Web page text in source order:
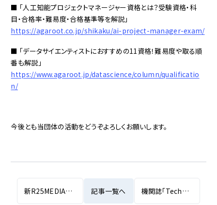
■ 「人工知能プロジェクトマネージャー資格とは？受験資格・科
目・合格率・難易度・合格基準等を解説」
https://agaroot.co.jp/shikaku/ai-project-manager-exam/
■ 「データサイエンティストにおすすめの11資格！難易度や取る順
番も解説」
https://www.agaroot.jp/datascience/column/qualificatio
n/
今後とも当団体の活動をどうぞよろしくお願いします。
新R25MEDIAへの記事掲載 記事一覧へ 機関誌「Technology Business Review」2025年7月号を発売